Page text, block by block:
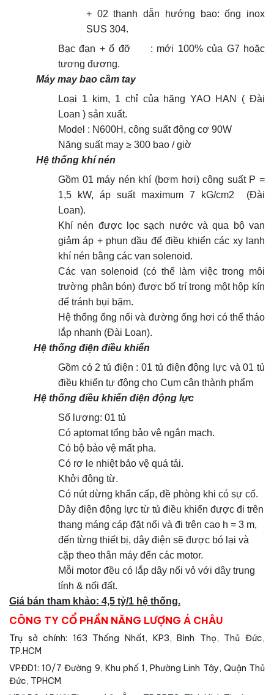
+ 02 thanh dẫn hướng bao: ống inox
SUS 304.
Bạc đạn + ổ đỡ : mới 100% của G7 hoặc
tương đương.
Máy may bao cầm tay
Loại 1 kim, 1 chỉ của hãng YAO HAN ( Đài
Loan ) sản xuất.
Model : N600H, công suất động cơ 90W
Năng suất may ≥ 300 bao / giờ
Hệ thống khí nén
Gồm 01 máy nén khí (bơm hơi) công suất P =
1,5 kW, áp suất maximum 7 kG/cm2 (Đài
Loan).
Khí nén được lọc sạch nước và qua bộ van
giảm áp + phun dầu để điều khiển các xy lanh
khí nén bằng các van solenoid.
Các van solenoid (có thể làm việc trong môi
trường phân bón) được bố trí trong một hộp kín
để tránh bụi bặm.
Hệ thống ống nối và đường ống hơi có thể tháo
lắp nhanh (Đài Loan).
Hệ thống điện điều khiển
Gồm có 2 tủ điện : 01 tủ điện động lực và 01 tủ
điều khiển tự động cho Cụm cân thành phẩm
Hệ thống điều khiển điện động lực
Số lượng: 01 tủ
Có aptomat tổng bảo vệ ngắn mạch.
Có bộ bảo vệ mất pha.
Có rơ le nhiệt bảo vệ quá tải.
Khởi động từ.
Có nút dừng khẩn cấp, đề phòng khi có sự cố.
Dây điện động lực từ tủ điều khiển được đi trên
thang máng cáp đặt nổi và đi trên cao h = 3 m,
đến từng thiết bị, dây điện sẽ được bó lại và
cặp theo thân máy đến các motor.
Mỗi motor đều có lắp dây nối vỏ với dây trung
tính & nối đất.
Giá bán tham khảo: 4,5 tỷ/1 hệ thống.
CÔNG TY CỔ PHẦN NĂNG LƯỢNG Á CHÂU
Trụ sở chính: 163 Thống Nhất, KP3, Bình Thọ, Thủ Đức,
TP.HCM
VPĐD1: 10/7 Đường 9, Khu phố 1, Phường Linh Tây, Quận Thủ
Đức, TPHCM